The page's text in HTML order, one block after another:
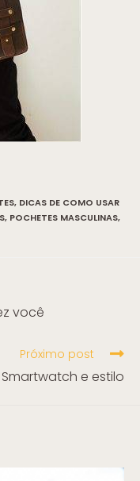
, DICAS DE COMO USAR
, POCHETES MASCULINAS,
você
Próximo post
Smartwatch e estilo